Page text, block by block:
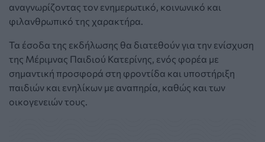
αναγνωρίζοντας τον ενημερωτικό, κοινωνικό και
φιλανθρωπικό της χαρακτήρα.
Τα έσοδα της εκδήλωσης θα διατεθούν για την ενίσχυση
της Μέριμνας Παιδιού Κατερίνης, ενός φορέα με
σημαντική προσφορά στη φροντίδα και υποστήριξη
παιδιών και ενηλίκων με αναπηρία, καθώς και των
οικογενειών τους.